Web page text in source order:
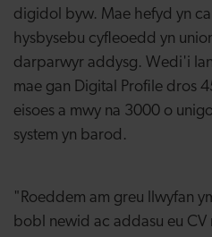
digidol byw. Mae hefyd yn
hysbysebu cyfleoedd yn
darparwyr addysg. Wedi'i
mae gan Digital Profile dros
eisoes a mwy na 3000 o
system yn barod.
"Roeddem am greu llwyfan
bobl newid ac addasu eu